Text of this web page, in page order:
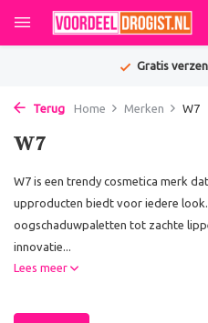
Gratis
Terug Home Merken W7
W7
W7 is een trendy cosmetica merk
upproducten biedt voor iedere
oogschaduwpaletten tot zachte
innovatie...
Lees meer